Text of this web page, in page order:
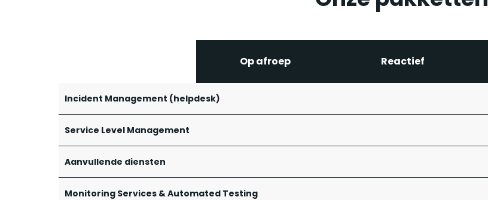
Op afroep Reactief
Incident Management (helpdesk)
Service Level Management
Aanvullende diensten
Monitoring Services & Automated Testing